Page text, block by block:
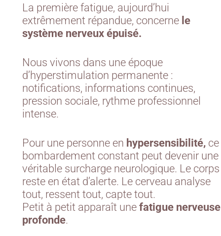
La première fatigue, aujourd’hui
extrêmement répandue, concerne le
système nerveux épuisé.
Nous vivons dans une époque
d’hyperstimulation permanente :
notifications, informations continues,
pression sociale, rythme professionnel
intense.
Pour une personne en hypersensibilité, ce
bombardement constant peut devenir une
véritable surcharge neurologique. Le corps
reste en état d’alerte. Le cerveau analyse
tout, ressent tout, capte tout.
Petit à petit apparaît une fatigue nerveuse
profonde.